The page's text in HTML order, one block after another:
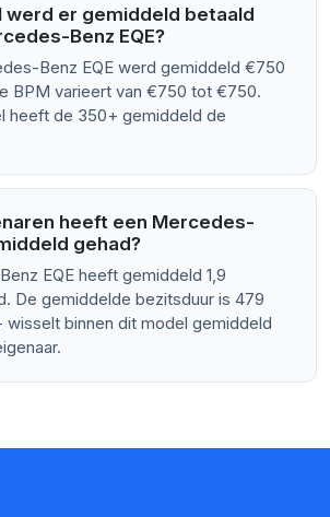
werd er gemiddeld betaald
Benz EQE?
Benz EQE werd gemiddeld €750
BPM varieert van €750 tot €750.
heeft de 350+ gemiddeld de
heeft een Mercedes-
gehad?
EQE heeft gemiddeld 1,9
De gemiddelde bezitsduur is 479
wisselt binnen dit model gemiddeld